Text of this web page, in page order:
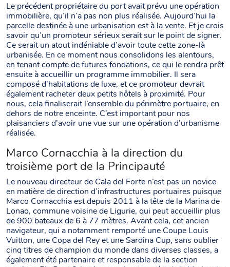
Le précédent propriétaire du port avait prévu une opération
immobilière, qu’il n’a pas non plus réalisée. Aujourd’hui la
parcelle destinée à une urbanisation est à la vente. Et je crois
savoir qu’un promoteur sérieux serait sur le point de signer.
Ce serait un atout indéniable d’avoir toute cette zone-là
urbanisée. En ce moment nous consolidons les alentours,
en tenant compte de futures fondations, ce qui le rendra prêt
ensuite à accueillir un programme immobilier. Il sera
composé d’habitations de luxe, et ce promoteur devrait
également racheter deux petits hôtels à proximité. Pour
nous, cela finaliserait l’ensemble du périmètre portuaire, en
dehors de notre enceinte. C’est important pour nos
plaisanciers d’avoir une vue sur une opération d’urbanisme
réalisée.
Marco Cornacchia à la direction du
troisième port de la Principauté
Le nouveau directeur de Cala del Forte n’est pas un novice
en matière de direction d’infrastructures portuaires puisque
Marco Cornacchia est depuis 2011 à la tête de la Marina de
Lonao, commune voisine de Ligurie, qui peut accueillir plus
de 900 bateaux de 6 à 77 mètres. Avant cela, cet ancien
navigateur, qui a notamment remporté une Coupe Louis
Vuitton, une Copa del Rey et une Sardina Cup, sans oublier
cinq titres de champion du monde dans diverses classes, a
également été partenaire et responsable de la section